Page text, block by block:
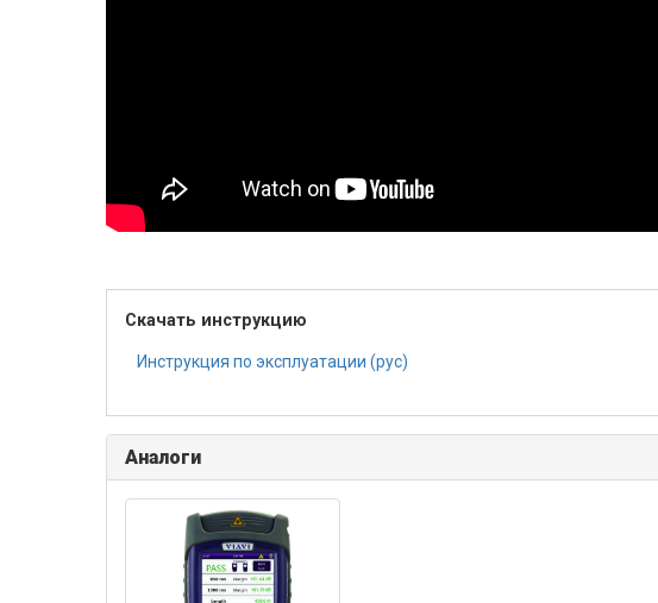
Скачать инструкцию
Инструкция по эксплуатации (рус)
Аналоги